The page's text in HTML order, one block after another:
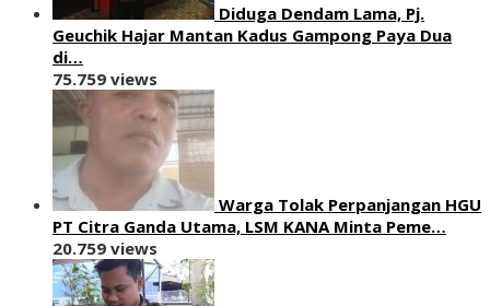
Diduga Dendam Lama, Pj.
Geuchik Hajar Mantan Kadus Gampong Paya Dua
di…
75.759 views
Warga Tolak Perpanjangan HGU
PT Citra Ganda Utama, LSM KANA Minta Peme…
20.759 views